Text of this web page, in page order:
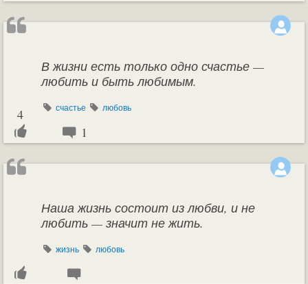
В жизни есть только одно счастье —
любить и быть любимым.
счастье любовь
4
1
Наша жизнь состоит из любви, и не
любить — значит не жить.
жизнь любовь